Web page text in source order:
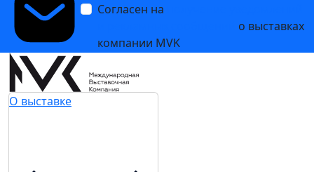
Согласен на
о выставках
компании MVK
О выставке